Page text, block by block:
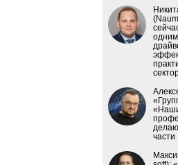
части